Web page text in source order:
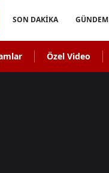
SON DAKİKA GÜNDEM
Özel Video